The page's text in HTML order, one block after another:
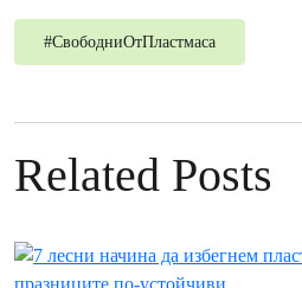
#СвободниОтПластмаса
Related Posts